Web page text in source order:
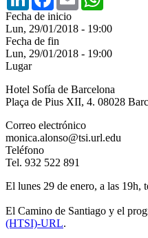
Fecha de inicio
Lun, 29/01/2018 - 19:00
Fecha de fin
Lun, 29/01/2018 - 19:00
Lugar
Hotel Sofía de Barcelona
Plaça de Pius XII, 4. 08028
Correo electrónico
monica.alonso@tsi.url.edu
Teléfono
Tel. 932 522 891
El lunes 29 de enero, a las 19h,
El Camino de Santiago y el
(HTSI)-URL.